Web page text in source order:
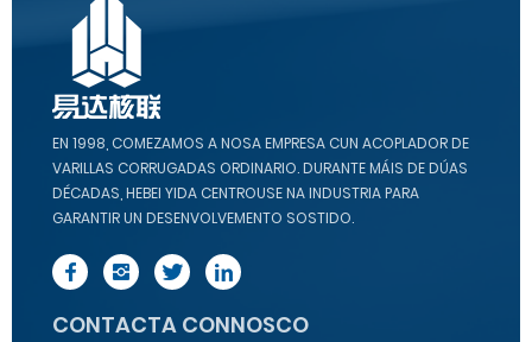
EN 1998, COMEZAMOS A NOSA EMPRESA CUN ACOPLADOR DE
VARILLAS CORRUGADAS ORDINARIO. DURANTE MÁIS DE DÚAS
DÉCADAS, HEBEI YIDA CENTROUSE NA INDUSTRIA PARA
GARANTIR UN DESENVOLVEMENTO SOSTIDO.
CONTACTA CONNOSCO